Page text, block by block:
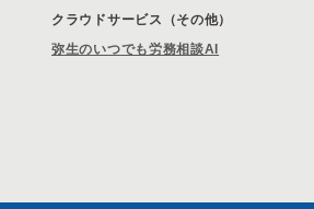
クラウドサービス（その他）
弥生のいつでも労務相談AI